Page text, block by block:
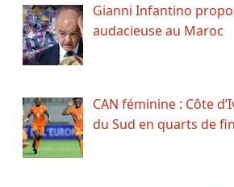
Gianni Infantino
audacieuse au Maroc
CAN féminine : Côte
du Sud en quarts de